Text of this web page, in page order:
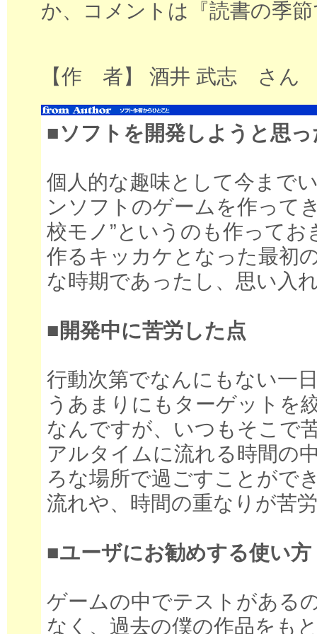
か、コメントは『読書の季
【作 者】 酒井 武志 さん
■ソフトを開発しようと思
個人的な趣味として今まで
ンソフトのゲームを作って
校モノ”というのも作って
作るキッカケとなった最初
な時期であったし、思い入
■開発中に苦労した点
行動次第でなんにもない一
うあまりにもターゲットを
なんですが、いつもそこで
アルタイムに流れる時間の
ろな場所で過ごすことがで
流れや、時間の重なりが苦
■ユーザにお勧めする使い方
ゲームの中でテストがある
なく、過去の僕の作品をも